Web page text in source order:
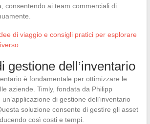
consentendo ai team commerciali di
di viaggio e consigli pratici per esplorare
gestione dell’inventario
è fondamentale per ottimizzare le
aziende. Timly, fondata da Philipp
di gestione dell’inventario
soluzione consente di gestire gli asset
così costi e tempi.